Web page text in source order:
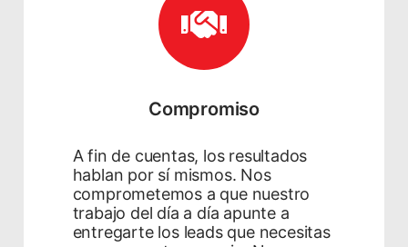
Compromiso
A fin de cuentas, los resultados
hablan por sí mismos. Nos
comprometemos a que nuestro
trabajo del día a día apunte a
entregarte los leads que necesitas